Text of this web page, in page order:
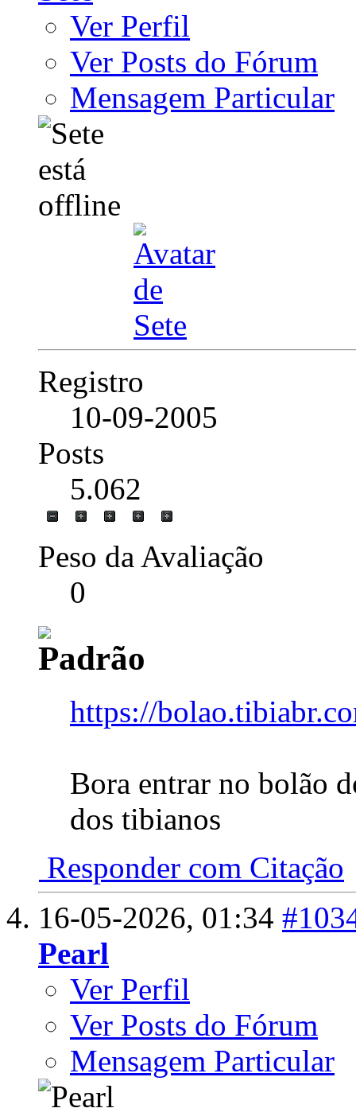
Ver Perfil
Ver Posts do Fórum
Mensagem Particular
Registro
10-09-2005
Posts
5.062
Peso da Avaliação
0
https://
Bora entrar no bolão
dos tibianos
Responder com Citação
16-05-2026, 01:34
Pearl
Ver Perfil
Ver Posts do Fórum
Mensagem Particular